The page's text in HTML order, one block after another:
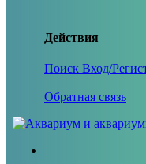
Действия
Поиск Вход/
Обратная связь